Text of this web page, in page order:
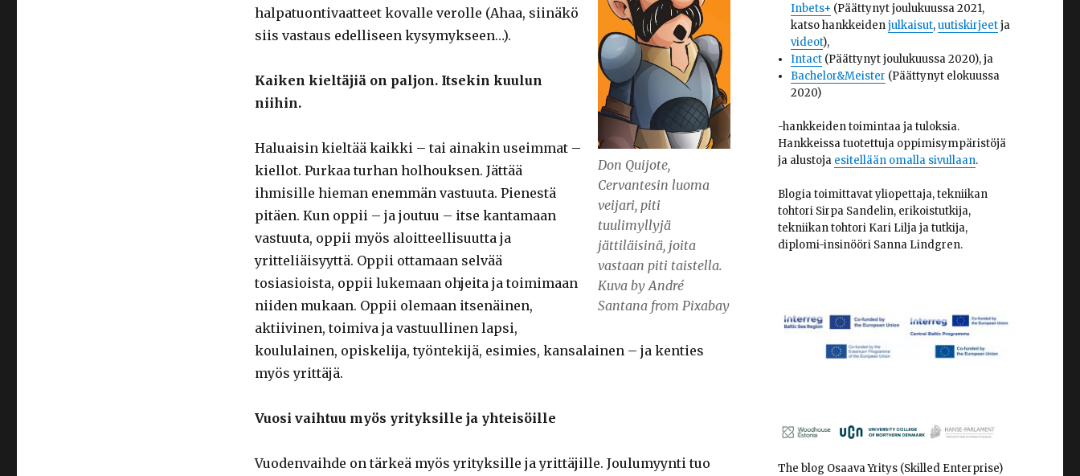
Don Quijote,
Cervantesin luoma
veijari, piti
tuulimyllyjä
jättiläisinä, joita
vastaan piti taistella.
Kuva by André
Santana from Pixabay
halpatuontivaatteet kovalle verolle (Ahaa, siinäkö
siis vastaus edelliseen kysymykseen…).
Kaiken kieltäjiä on paljon. Itsekin kuulun
niihin.
Haluaisin kieltää kaikki – tai ainakin useimmat –
kiellot. Purkaa turhan holhouksen. Jättää
ihmisille hieman enemmän vastuuta. Pienestä
pitäen. Kun oppii – ja joutuu – itse kantamaan
vastuuta, oppii myös aloitteellisuutta ja
yritteliäisyyttä. Oppii ottamaan selvää
tosiasioista, oppii lukemaan ohjeita ja toimimaan
niiden mukaan. Oppii olemaan itsenäinen,
aktiivinen, toimiva ja vastuullinen lapsi,
koululainen, opiskelija, työntekijä, esimies, kansalainen – ja kenties
myös yrittäjä.
Vuosi vaihtuu myös yrityksille ja yhteisöille
Vuodenvaihde on tärkeä myös yrityksille ja yrittäjille. Joulumyynti tuo
Inbets+ (Päättynyt joulukuussa 2021,
katso hankkeidenjulkaisut,uutiskirjeetja
videot),
Intact (Päättynyt joulukuussa 2020), ja
Bachelor&Meister (Päättynyt elokuussa
2020)
-hankkeiden toimintaa ja tuloksia.
Hankkeissa tuotettuja oppimisympäristöjä
ja alustoja esitellään omalla sivullaan.
Blogia toimittavat yliopettaja, tekniikan
tohtori Sirpa Sandelin, erikoistutkija,
tekniikan tohtori Kari Lilja ja tutkija,
diplomi-insinööri Sanna Lindgren.
The blog Osaava Yritys (Skilled Enterprise)